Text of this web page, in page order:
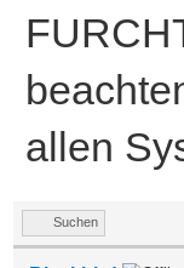
allen
Suchen